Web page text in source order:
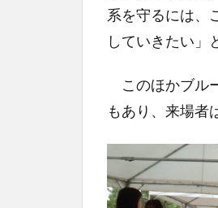
系を守るには、
していきたい」
このほかブル
もあり、来場者